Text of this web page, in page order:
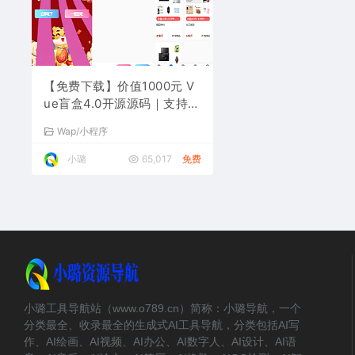
【免费下载】价值1000元 V
ue盲盒4.0开源源码｜支持小
Wap/小程序
小璐 65,017 免费
小璐工具导航站（www.o789.cn）简称：小璐导航，一个
分类最全、收录最全的生成式AI工具导航，分类包括AI写
作、AI绘画、AI视频、AI办公、AI数字人、AI设计、AI语